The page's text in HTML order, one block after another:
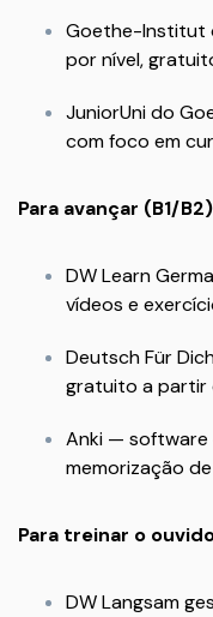
Goethe-Institut
por nível,
JuniorUni do
com foco em
Para avançar (B1/
DW Learn
vídeos e
Deutsch Für
gratuito a partir
Anki — software
memorização
Para treinar o
DW Langsam